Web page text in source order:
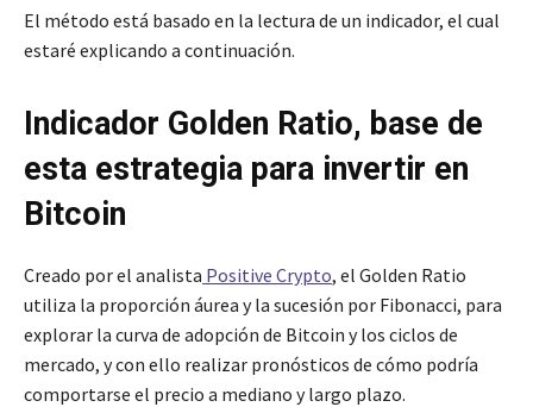
El método está basado en la lectura de un indicador, el cual
estaré explicando a continuación.
Indicador Golden Ratio, base de
esta estrategia para invertir en
Bitcoin
Creado por el analista Positive Crypto, el Golden Ratio
utiliza la proporción áurea y la sucesión por Fibonacci, para
explorar la curva de adopción de Bitcoin y los ciclos de
mercado, y con ello realizar pronósticos de cómo podría
comportarse el precio a mediano y largo plazo.